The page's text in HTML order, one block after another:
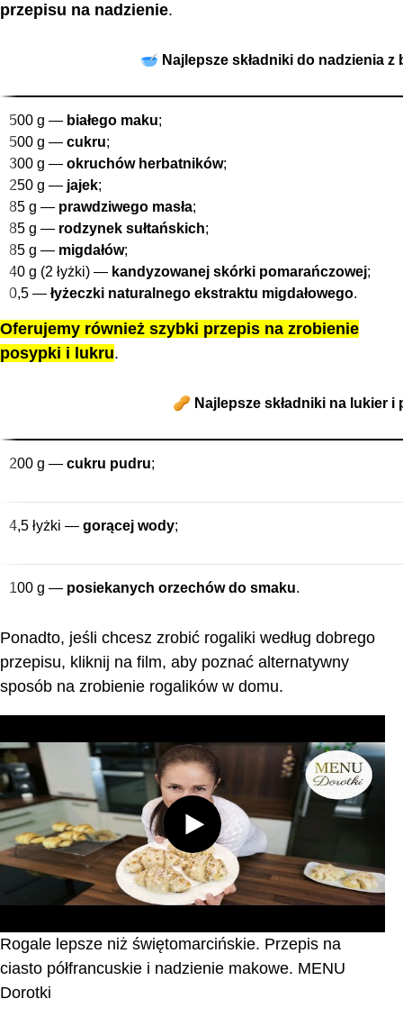
przepisu na nadzienie.
🥣 Najlepsze składniki do nadzienia z
500 g — białego maku;
500 g — cukru;
300 g — okruchów herbatników;
250 g — jajek;
85 g — prawdziwego masła;
85 g — rodzynek sułtańskich;
85 g — migdałów;
40 g (2 łyżki) — kandyzowanej skórki pomarańczowej;
0,5 — łyżeczki naturalnego ekstraktu migdałowego.
Oferujemy również szybki przepis na zrobienie
posypki i lukru.
🥜 Najlepsze składniki na lukier i
200 g — cukru pudru;
4,5 łyżki — gorącej wody;
100 g — posiekanych orzechów do smaku.
Ponadto, jeśli chcesz zrobić rogaliki według dobrego
przepisu, kliknij na film, aby poznać alternatywny
sposób na zrobienie rogalików w domu.
Rogale lepsze niż świętomarcińskie. Przepis na
ciasto półfrancuskie i nadzienie makowe. MENU
Dorotki